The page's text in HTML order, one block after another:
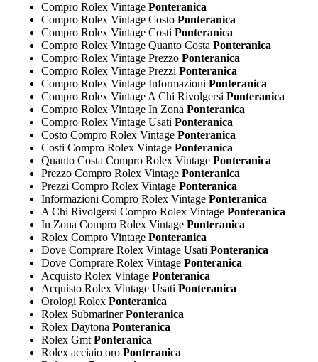
Compro Rolex Vintage Ponteranica
Compro Rolex Vintage Costo Ponteranica
Compro Rolex Vintage Costi Ponteranica
Compro Rolex Vintage Quanto Costa Ponteranica
Compro Rolex Vintage Prezzo Ponteranica
Compro Rolex Vintage Prezzi Ponteranica
Compro Rolex Vintage Informazioni Ponteranica
Compro Rolex Vintage A Chi Rivolgersi Ponteranica
Compro Rolex Vintage In Zona Ponteranica
Compro Rolex Vintage Usati Ponteranica
Costo Compro Rolex Vintage Ponteranica
Costi Compro Rolex Vintage Ponteranica
Quanto Costa Compro Rolex Vintage Ponteranica
Prezzo Compro Rolex Vintage Ponteranica
Prezzi Compro Rolex Vintage Ponteranica
Informazioni Compro Rolex Vintage Ponteranica
A Chi Rivolgersi Compro Rolex Vintage Ponteranica
In Zona Compro Rolex Vintage Ponteranica
Rolex Compro Vintage Ponteranica
Dove Comprare Rolex Vintage Usati Ponteranica
Dove Comprare Rolex Vintage Ponteranica
Acquisto Rolex Vintage Ponteranica
Acquisto Rolex Vintage Usati Ponteranica
Orologi Rolex Ponteranica
Rolex SubmarinerPonteranica
Rolex Daytona Ponteranica
Rolex Gmt Ponteranica
Rolex acciaio oro Ponteranica